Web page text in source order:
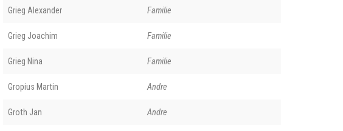
Grieg Alexander Familie
Grieg Joachim Familie
Grieg Nina Familie
Gropius Martin Andre
Groth Jan Andre